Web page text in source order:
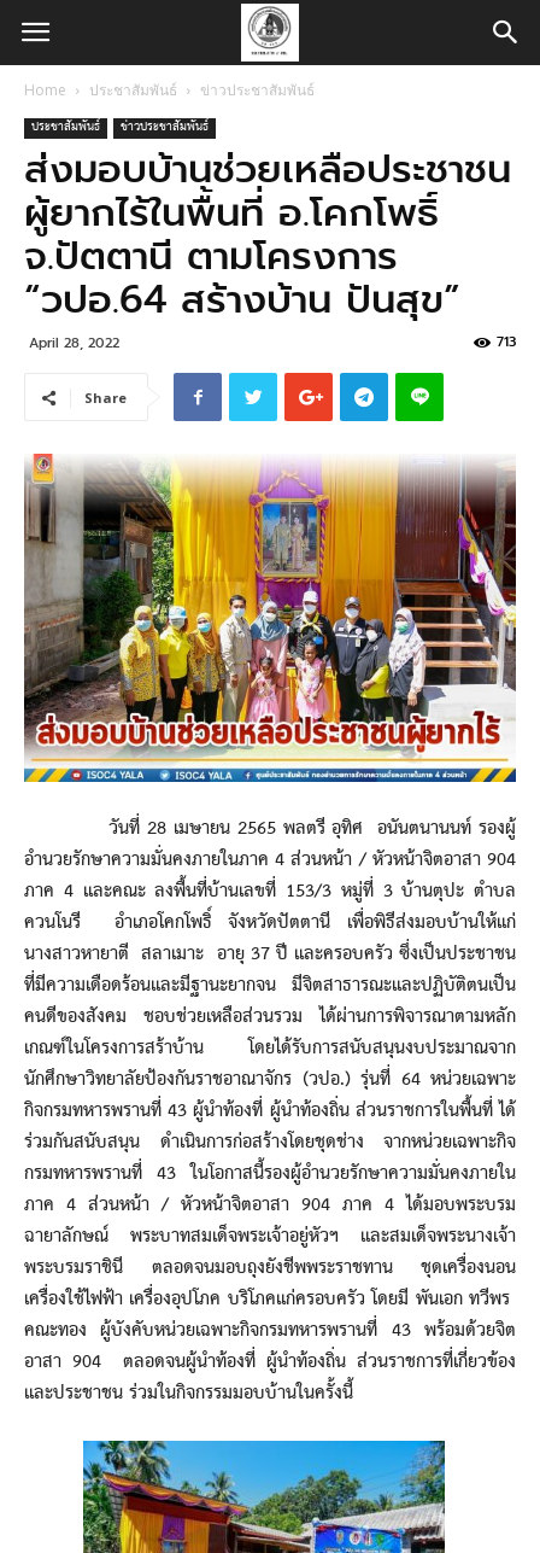
Home ประชาสัมพันธ์ ข่าวประชาสัมพันธ์
ประชาสัมพันธ์ ข่าวประชาสัมพันธ์
ส่งมอบบ้านช่วยเหลือประชาชน
ผู้ยากไร้ในพื้นที่ อ.โคกโพธิ์
จ.ปัตตานี ตามโครงการ
“วปอ.64 สร้างบ้าน ปันสุข”
April 28, 2022 713
Share
วันที่ 28 เมษายน 2565 พลตรี อุทิศ อนันตนานนท์ รองผู้
อำนวยรักษาความมั่นคงภายในภาค 4 ส่วนหน้า / หัวหน้าจิตอาสา 904
ภาค 4 และคณะ ลงพื้นที่บ้านเลขที่ 153/3 หมู่ที่ 3 บ้านตุปะ ตำบล
ควนโนรี อำเภอโคกโพธิ์ จังหวัดปัตตานี เพื่อพิธีส่งมอบบ้านให้แก่
นางสาวหายาตี สลาเมาะ อายุ 37 ปี และครอบครัว ซึ่งเป็นประชาชน
ที่มีความเดือดร้อนและมีฐานะยากจน มีจิตสาธารณะและปฏิบัติตนเป็น
คนดีของสังคม ชอบช่วยเหลือส่วนรวม ได้ผ่านการพิจารณาตามหลัก
เกณฑ์ในโครงการสร้าบ้าน โดยได้รับการสนับสนุนงบประมาณจาก
นักศึกษาวิทยาลัยป้องกันราชอาณาจักร (วปอ.) รุ่นที่ 64 หน่วยเฉพาะ
กิจกรมทหารพรานที่ 43 ผู้นำท้องที่ ผู้นำท้องถิ่น ส่วนราชการในพื้นที่ ได้
ร่วมกันสนับสนุน ดำเนินการก่อสร้างโดยชุดช่าง จากหน่วยเฉพาะกิจ
กรมทหารพรานที่ 43 ในโอกาสนี้รองผู้อำนวยรักษาความมั่นคงภายใน
ภาค 4 ส่วนหน้า / หัวหน้าจิตอาสา 904 ภาค 4 ได้มอบพระบรม
ฉายาลักษณ์ พระบาทสมเด็จพระเจ้าอยู่หัวฯ และสมเด็จพระนางเจ้า
พระบรมราชินี ตลอดจนมอบถุงยังชีพพระราชทาน ชุดเครื่องนอน
เครื่องใช้ไฟฟ้า เครื่องอุปโภค บริโภคแก่ครอบครัว โดยมี พันเอก ทวีพร
คณะทอง ผู้บังคับหน่วยเฉพาะกิจกรมทหารพรานที่ 43 พร้อมด้วยจิต
อาสา 904 ตลอดจนผู้นำท้องที่ ผู้นำท้องถิ่น ส่วนราชการที่เกี่ยวข้อง
และประชาชน ร่วมในกิจกรรมมอบบ้านในครั้งนี้